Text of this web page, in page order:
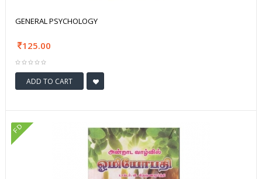
GENERAL PSYCHOLOGY
125.00
ADD TO CART
FD